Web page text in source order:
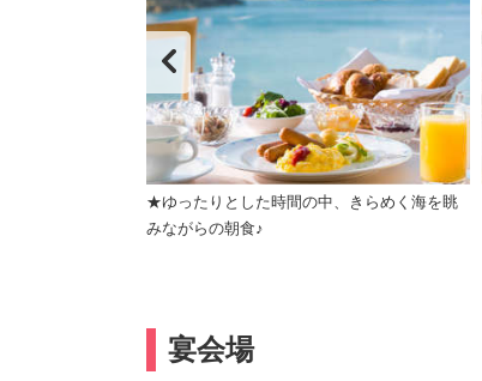
★ゆったりとした時間の中、きらめく海を眺
みながらの朝食♪
宴会場